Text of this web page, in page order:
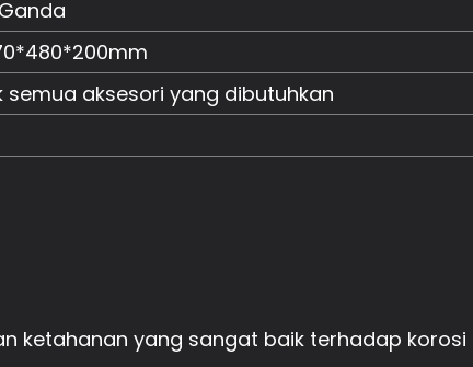
semua aksesori yang dibutuhkan
ketahanan yang sangat baik terhadap